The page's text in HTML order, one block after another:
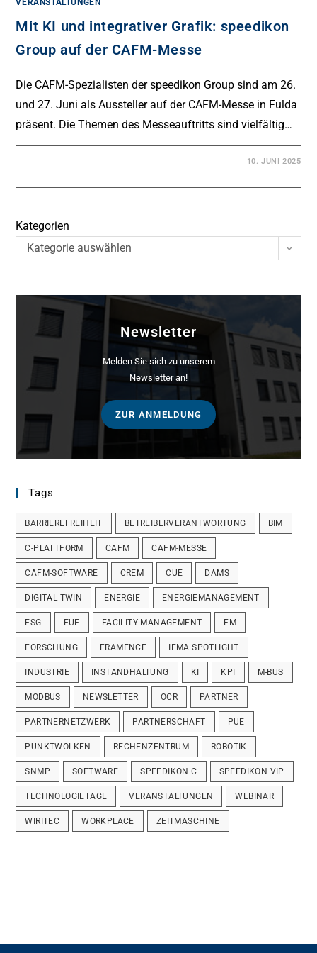
Mit KI und integrativer Grafik: speedikon
Group auf der CAFM-Messe
Die CAFM-Spezialisten der speedikon Group sind am 26.
und 27. Juni als Aussteller auf der CAFM-Messe in Fulda
präsent. Die Themen des Messeauftritts sind vielfältig…
10. JUNI 2025
Kategorien
Kategorie auswählen
Newsletter
Melden Sie sich zu unserem
Newsletter an!
ZUR ANMELDUNG
Tags
BARRIEREFREIHEIT BETREIBERVERANTWORTUNG BIM
C-PLATTFORM CAFM CAFM-MESSE
CAFM-SOFTWARE CREM CUE DAMS
DIGITAL TWIN ENERGIE ENERGIEMANAGEMENT
ESG EUE FACILITY MANAGEMENT FM
FORSCHUNG FRAMENCE IFMA SPOTLIGHT
INDUSTRIE INSTANDHALTUNG KI KPI M-BUS
MODBUS NEWSLETTER OCR PARTNER
PARTNERNETZWERK PARTNERSCHAFT PUE
PUNKTWOLKEN RECHENZENTRUM ROBOTIK
SNMP SOFTWARE SPEEDIKON C SPEEDIKON VIP
TECHNOLOGIETAGE VERANSTALTUNGEN WEBINAR
WIRITEC WORKPLACE ZEITMASCHINE